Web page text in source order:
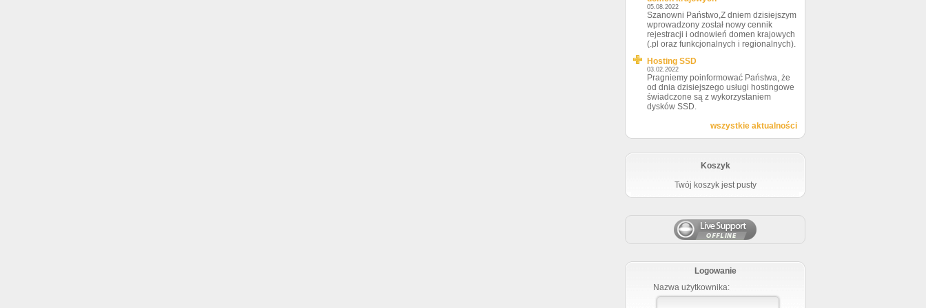
05.08.2022
Szanowni Państwo,Z dniem dzisiejszym
wprowadzony został nowy cennik
rejestracji i odnowień domen krajowych
(.pl oraz funkcjonalnych i regionalnych).
Hosting SSD
03.02.2022
Pragniemy poinformować Państwa, że
od dnia dzisiejszego usługi hostingowe
świadczone są z wykorzystaniem
dysków SSD.
wszystkie aktualności
Koszyk
Twój koszyk jest pusty
Logowanie
Nazwa użytkownika: